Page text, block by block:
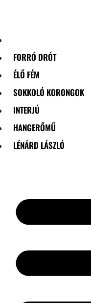
FORRÓ DRÓT
ÉLŐ FÉM
SOKKOLÓ KORONGOK
INTERJÚ
HANGERŐMŰ
LÉNÁRD LÁSZLÓ